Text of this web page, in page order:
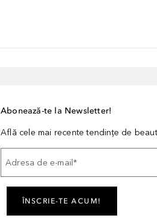
Abonează-te la Newsletter!
Află cele mai recente tendințe de
Adresa de e-mail *
ÎNSCRIE-TE ACUM!